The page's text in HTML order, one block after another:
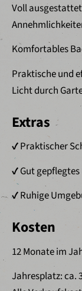
Voll
Komfortables
Praktische und
Licht durch
Extras
✔ Praktischer
✔ Gut
✔ Ruhige
Kosten
12 Monate im
Jahresplatz: ca.